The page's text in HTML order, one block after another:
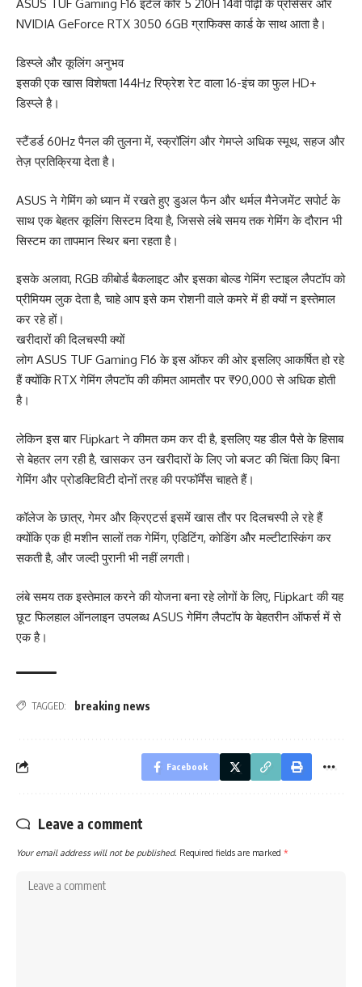
ASUS TUF Gaming F16 इंटेल कोर 5 210H 14वीं पीढ़ी के प्रोसेसर और
NVIDIA GeForce RTX 3050 6GB ग्राफिक्स कार्ड के साथ आता है।
डिस्प्ले और कूलिंग अनुभव
इसकी एक खास विशेषता 144Hz रिफ्रेश रेट वाला 16-इंच का फुल HD+
डिस्प्ले है।
स्टैंडर्ड 60Hz पैनल की तुलना में, स्क्रॉलिंग और गेमप्ले अधिक स्मूथ, सहज और
तेज़ प्रतिक्रिया देता है।
ASUS ने गेमिंग को ध्यान में रखते हुए डुअल फैन और थर्मल मैनेजमेंट सपोर्ट के
साथ एक बेहतर कूलिंग सिस्टम दिया है, जिससे लंबे समय तक गेमिंग के दौरान भी
सिस्टम का तापमान स्थिर बना रहता है।
इसके अलावा, RGB कीबोर्ड बैकलाइट और इसका बोल्ड गेमिंग स्टाइल लैपटॉप को
प्रीमियम लुक देता है, चाहे आप इसे कम रोशनी वाले कमरे में ही क्यों न इस्तेमाल
कर रहे हों।
खरीदारों की दिलचस्पी क्यों
लोग ASUS TUF Gaming F16 के इस ऑफर की ओर इसलिए आकर्षित हो रहे
हैं क्योंकि RTX गेमिंग लैपटॉप की कीमत आमतौर पर ₹90,000 से अधिक होती
है।
लेकिन इस बार Flipkart ने कीमत कम कर दी है, इसलिए यह डील पैसे के हिसाब
से बेहतर लग रही है, खासकर उन खरीदारों के लिए जो बजट की चिंता किए बिना
गेमिंग और प्रोडक्टिविटी दोनों तरह की परफॉर्मेंस चाहते हैं।
कॉलेज के छात्र, गेमर और क्रिएटर्स इसमें खास तौर पर दिलचस्पी ले रहे हैं
क्योंकि एक ही मशीन सालों तक गेमिंग, एडिटिंग, कोडिंग और मल्टीटास्किंग कर
सकती है, और जल्दी पुरानी भी नहीं लगती।
लंबे समय तक इस्तेमाल करने की योजना बना रहे लोगों के लिए, Flipkart की यह
छूट फिलहाल ऑनलाइन उपलब्ध ASUS गेमिंग लैपटॉप के बेहतरीन ऑफर्स में से
एक है।
TAGGED: breaking news
Facebook
Leave a comment
Your email address will not be published. Required fields are marked *